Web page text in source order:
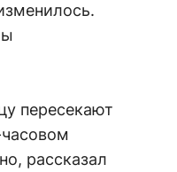
пересекают
рассказал